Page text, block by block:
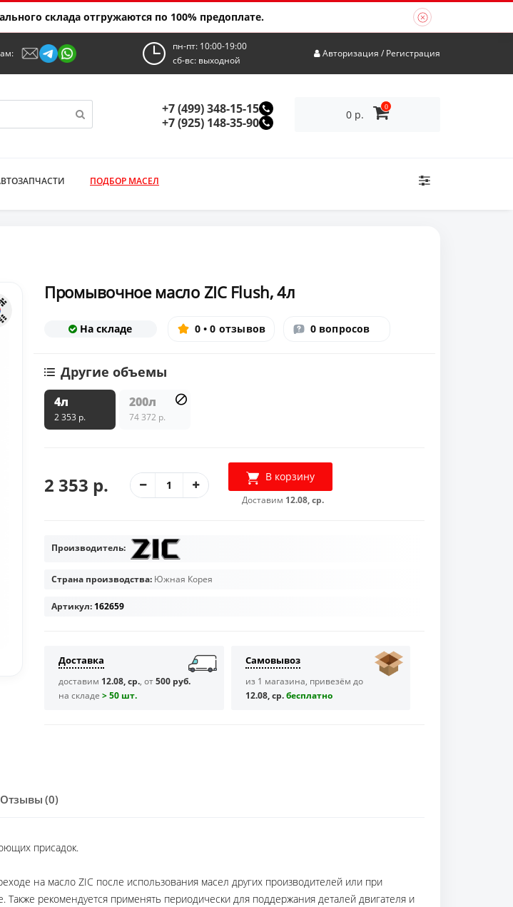
склада отгружаются по 100% предоплате.
пн-пт: 10:00-19:00
сб-вс: выходной
Авторизация / Регистрация
+7 (499) 348-15-15
+7 (925) 148-35-90
0 р.
0
ПОДБОР МАСЕЛ
Промывочное масло ZIC Flush, 4л
На складе 0 • 0 отзывов 0 вопросов
Другие объемы
4л
2 353 р.
200л
74 372 р.
2 353 р. В корзину
Доставим 12.08, ср.
Производитель:
Страна производства: Южная Корея
Артикул: 162659
Доставка
доставим 12.08, ср., от500 руб.
на складе > 50 шт.
Самовывоз
из 1 магазина, привезём до
12.08, ср.бесплaтно
Отзывы (0)
присадок.
на масло ZIC после использования масел других производителей или при
рекомендуется применять периодически для поддержания деталей двигателя и